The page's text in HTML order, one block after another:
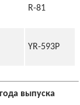
R-81
YR-593P
выпуска